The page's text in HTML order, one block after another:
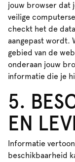
jouw browser dat
veilige
checkt het de
aangepast wordt.
gebied van de
onderaan jouw
informatie die je
5.
EN
Informatie
beschikbaarheid